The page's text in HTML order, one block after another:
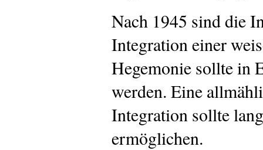
Nach 1945 sind die
Integration einer
Hegemonie sollte in
werden. Eine
Integration sollte
ermöglichen.